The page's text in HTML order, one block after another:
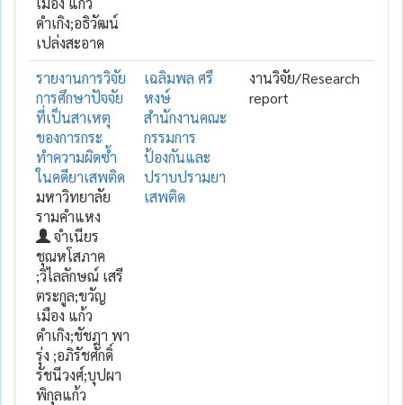
ดำเกิง;อธิวัฒน์
เปล่งสะอาด
รายงานการวิจัย
การศึกษาปัจจัย
ที่เป็นสาเหตุ
ของการกระ
ทำความผิดซ้ำ
ในคดียาเสพติด
มหาวิทยาลัย
รามคำแหง
จำเนียร
ชุณหโสภาค
;วิไลลักษณ์ เสรี
ตระกูล;ขวัญ
เมือง แก้ว
ดำเกิง;ชัชฎา พา
รุ่ง ;อภิรัชศักดิ์
รัชนีวงศ์;บุปผา
พิกุลแก้ว
เฉลิมพล ศรี
หงษ์
สำนักงานคณะ
กรรมการ
ป้องกันและ
ปราบปรามยา
เสพติด
งานวิจัย/Research
report